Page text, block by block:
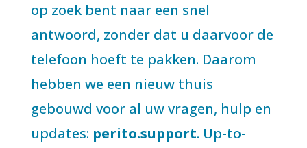
op zoek bent naar een snel
antwoord, zonder dat u daarvoor de
telefoon hoeft te pakken. Daarom
hebben we een nieuw thuis
gebouwd voor al uw vragen, hulp en
updates: perito.support. Up-to-